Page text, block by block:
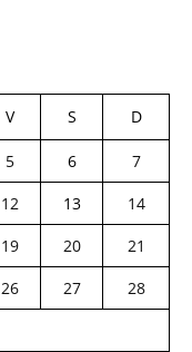
V S D
5 6
7
12 13
14
19 20
21
26 27
28